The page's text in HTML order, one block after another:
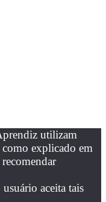
utilizam
como explicado em
aceita tais